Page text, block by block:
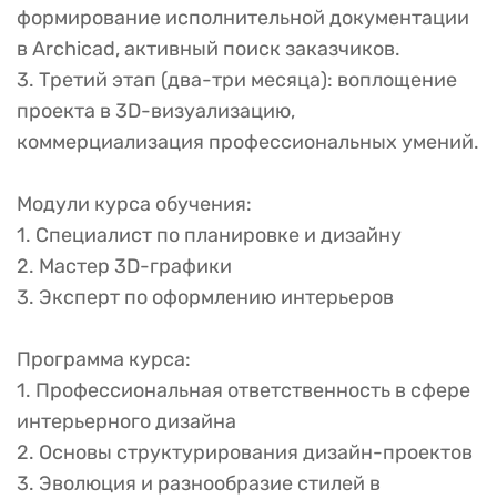
формирование исполнительной документации
в Archicad, активный поиск заказчиков.
3. Третий этап (два-три месяца): воплощение
проекта в 3D-визуализацию,
коммерциализация профессиональных умений.
Модули курса обучения:
1. Специалист по планировке и дизайну
2. Мастер 3D-графики
3. Эксперт по оформлению интерьеров
Программа курса:
1. Профессиональная ответственность в сфере
интерьерного дизайна
2. Основы структурирования дизайн-проектов
3. Эволюция и разнообразие стилей в